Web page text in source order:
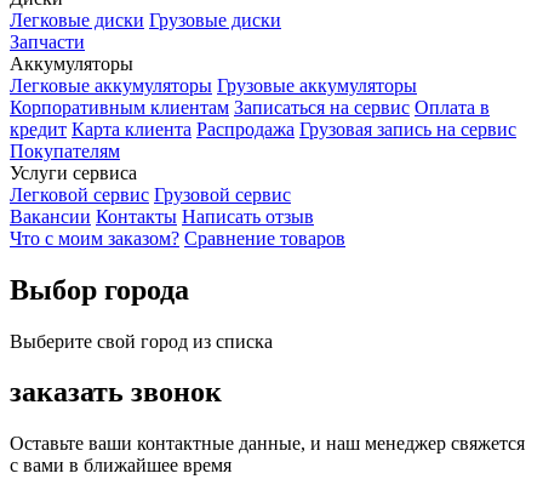
Легковые диски Грузовые диски
Запчасти
Аккумуляторы
Легковые аккумуляторы Грузовые аккумуляторы
Корпоративным клиентам Записаться на сервис Оплата в
кредит Карта клиента Распродажа Грузовая запись на сервис
Покупателям
Услуги сервиса
Легковой сервис Грузовой сервис
Вакансии Контакты Написать отзыв
Что с моим заказом? Сравнение товаров
Выбор города
Выберите свой город из списка
заказать звонок
Оставьте ваши контактные данные, и наш менеджер свяжется
с вами в ближайшее время